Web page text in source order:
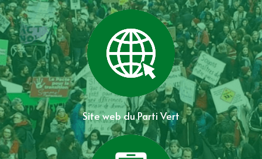
Site web du Parti Vert